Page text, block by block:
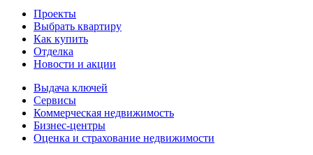
Проекты
Выбрать квартиру
Как купить
Отделка
Новости и акции
Выдача ключей
Сервисы
Коммерческая недвижимость
Бизнес-центры
Оценка и страхование недвижимости